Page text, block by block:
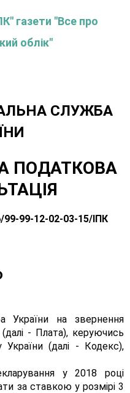
газети "Все про
облік"
СЛУЖБА
ПОДАТКОВА
99-12-02-03-15/ІПК
України на звернення
- Плата), керуючись
(далі - Кодекс),
у 2018 році
за ставкою у розмірі 3